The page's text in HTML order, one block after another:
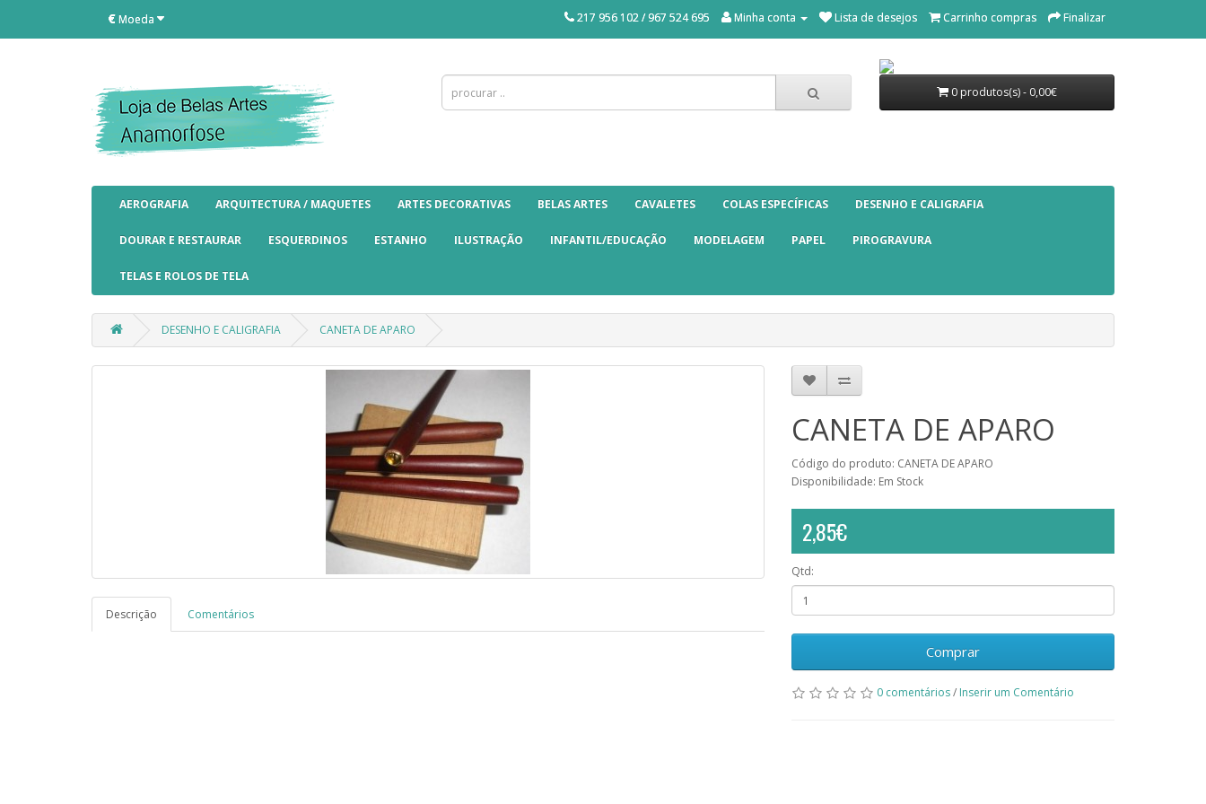
€Moeda 217 956 102 / 967 524 695 Minha conta Lista de desejos Carrinho compras Finalizar
0 produtos(s) - 0,00€
AEROGRAFIA ARQUITECTURA / MAQUETES ARTES DECORATIVAS BELAS ARTES CAVALETES COLAS ESPECÍFICAS DESENHO E CALIGRAFIA
DOURAR E RESTAURAR ESQUERDINOS ESTANHO ILUSTRAÇÃO INFANTIL/EDUCAÇÃO MODELAGEM PAPEL PIROGRAVURA
TELAS E ROLOS DE TELA
DESENHO E CALIGRAFIA CANETA DE APARO
Descrição Comentários
CANETA DE APARO
Código do produto: CANETA DE APARO
Disponibilidade: Em Stock
2,85€
Qtd:
Comprar
0 comentários/ Inserir um Comentário